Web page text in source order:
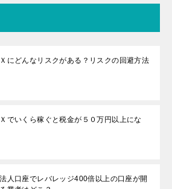
にどんなリスクがある？リスクの回避方法
でいくら稼ぐと税金が５０万円以上にな
人口座でレバレッジ400倍以上の口座が開